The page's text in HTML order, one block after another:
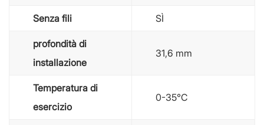
Senza fili SÌ
profondità di
installazione
31,6 mm
Temperatura di
esercizio
0-35℃